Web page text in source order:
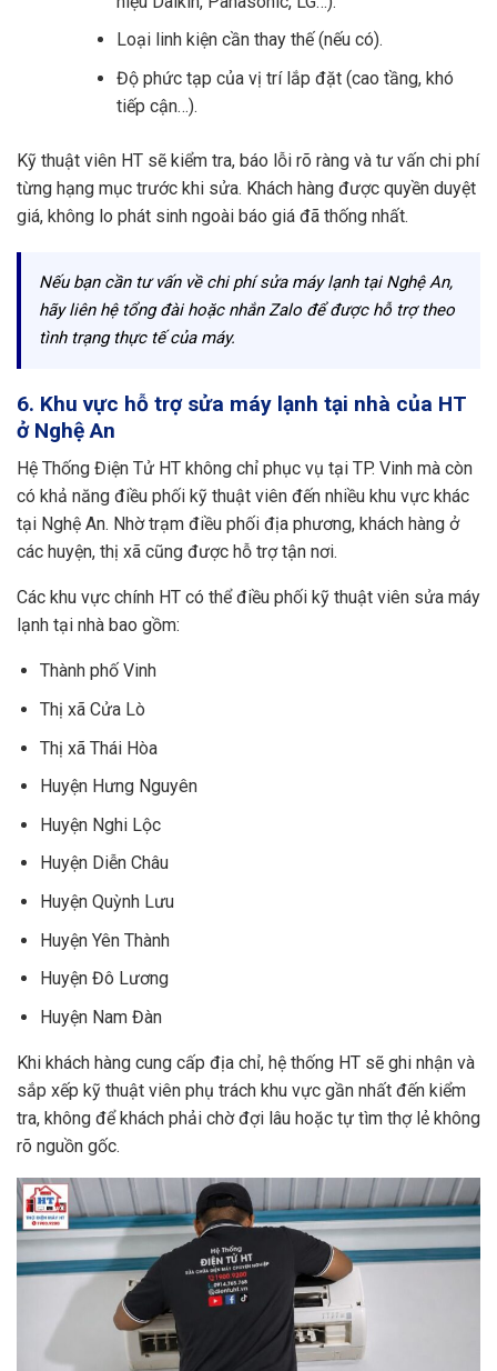
Loại linh kiện cần thay thế (nếu có).
Độ phức tạp của vị trí lắp đặt (cao tầng, khó
tiếp cận…).
Kỹ thuật viên HT sẽ kiểm tra, báo lỗi rõ ràng và tư vấn chi phí
từng hạng mục trước khi sửa. Khách hàng được quyền duyệt
giá, không lo phát sinh ngoài báo giá đã thống nhất.
Nếu bạn cần tư vấn về chi phí sửa máy lạnh tại Nghệ An,
hãy liên hệ tổng đài hoặc nhắn Zalo để được hỗ trợ theo
tình trạng thực tế của máy.
6. Khu vực hỗ trợ sửa máy lạnh tại nhà của HT
ở Nghệ An
Hệ Thống Điện Tử HT không chỉ phục vụ tại TP. Vinh mà còn
có khả năng điều phối kỹ thuật viên đến nhiều khu vực khác
tại Nghệ An. Nhờ trạm điều phối địa phương, khách hàng ở
các huyện, thị xã cũng được hỗ trợ tận nơi.
Các khu vực chính HT có thể điều phối kỹ thuật viên sửa máy
lạnh tại nhà bao gồm:
Thành phố Vinh
Thị xã Cửa Lò
Thị xã Thái Hòa
Huyện Hưng Nguyên
Huyện Nghi Lộc
Huyện Diễn Châu
Huyện Quỳnh Lưu
Huyện Yên Thành
Huyện Đô Lương
Huyện Nam Đàn
Khi khách hàng cung cấp địa chỉ, hệ thống HT sẽ ghi nhận và
sắp xếp kỹ thuật viên phụ trách khu vực gần nhất đến kiểm
tra, không để khách phải chờ đợi lâu hoặc tự tìm thợ lẻ không
rõ nguồn gốc.